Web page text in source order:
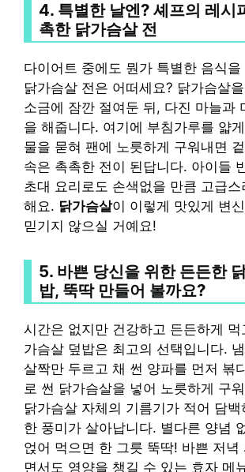
4. 특별한 날엔? 셰프의 레시
촉한 닭가슴살 전
다이어트 중에도 뭔가 특별한 음식을
닭가슴살 전은 어떠세요? 닭가슴살
소금에 잠깐 절여둔 뒤, 다진 마늘과
을 해줍니다. 여기에 부침가루를 얇
물을 묻혀 팬에 노릇하게 구워내면
속은 촉촉한 전이 된답니다. 아이들
초대 요리로도 손색없을 만큼 고급
해요. 닭가슴살이 이렇게 맛있게 변
믿기지 않으실 거예요!
5. 바쁜 당신을 위한 든든한
밥, 뚝딱 만들어 볼까요?
시간은 없지만 건강하고 든든하게
가슴살 덮밥은 최고의 선택입니다.
살짝만 두르고 채 썬 양파를 먼저 볶
로 썬 닭가슴살을 넣어 노릇하게 구
닭가슴살 자체의 기름기가 적어 담
한 풍미가 살아납니다. 별다른 양념
얹어 먹으면 한 그릇 뚝딱! 바쁜 저녁
면서도 영양을 챙길 수 있는 효자 메